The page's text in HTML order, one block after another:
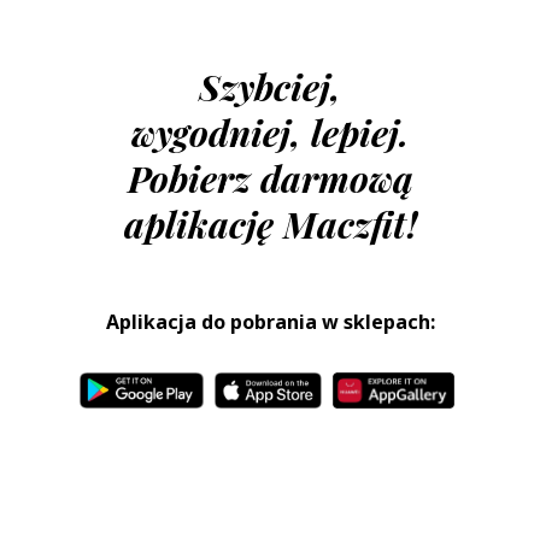
Szybciej,
wygodniej, lepiej.
Pobierz darmową
aplikację Maczfit!
Aplikacja do pobrania w sklepach: